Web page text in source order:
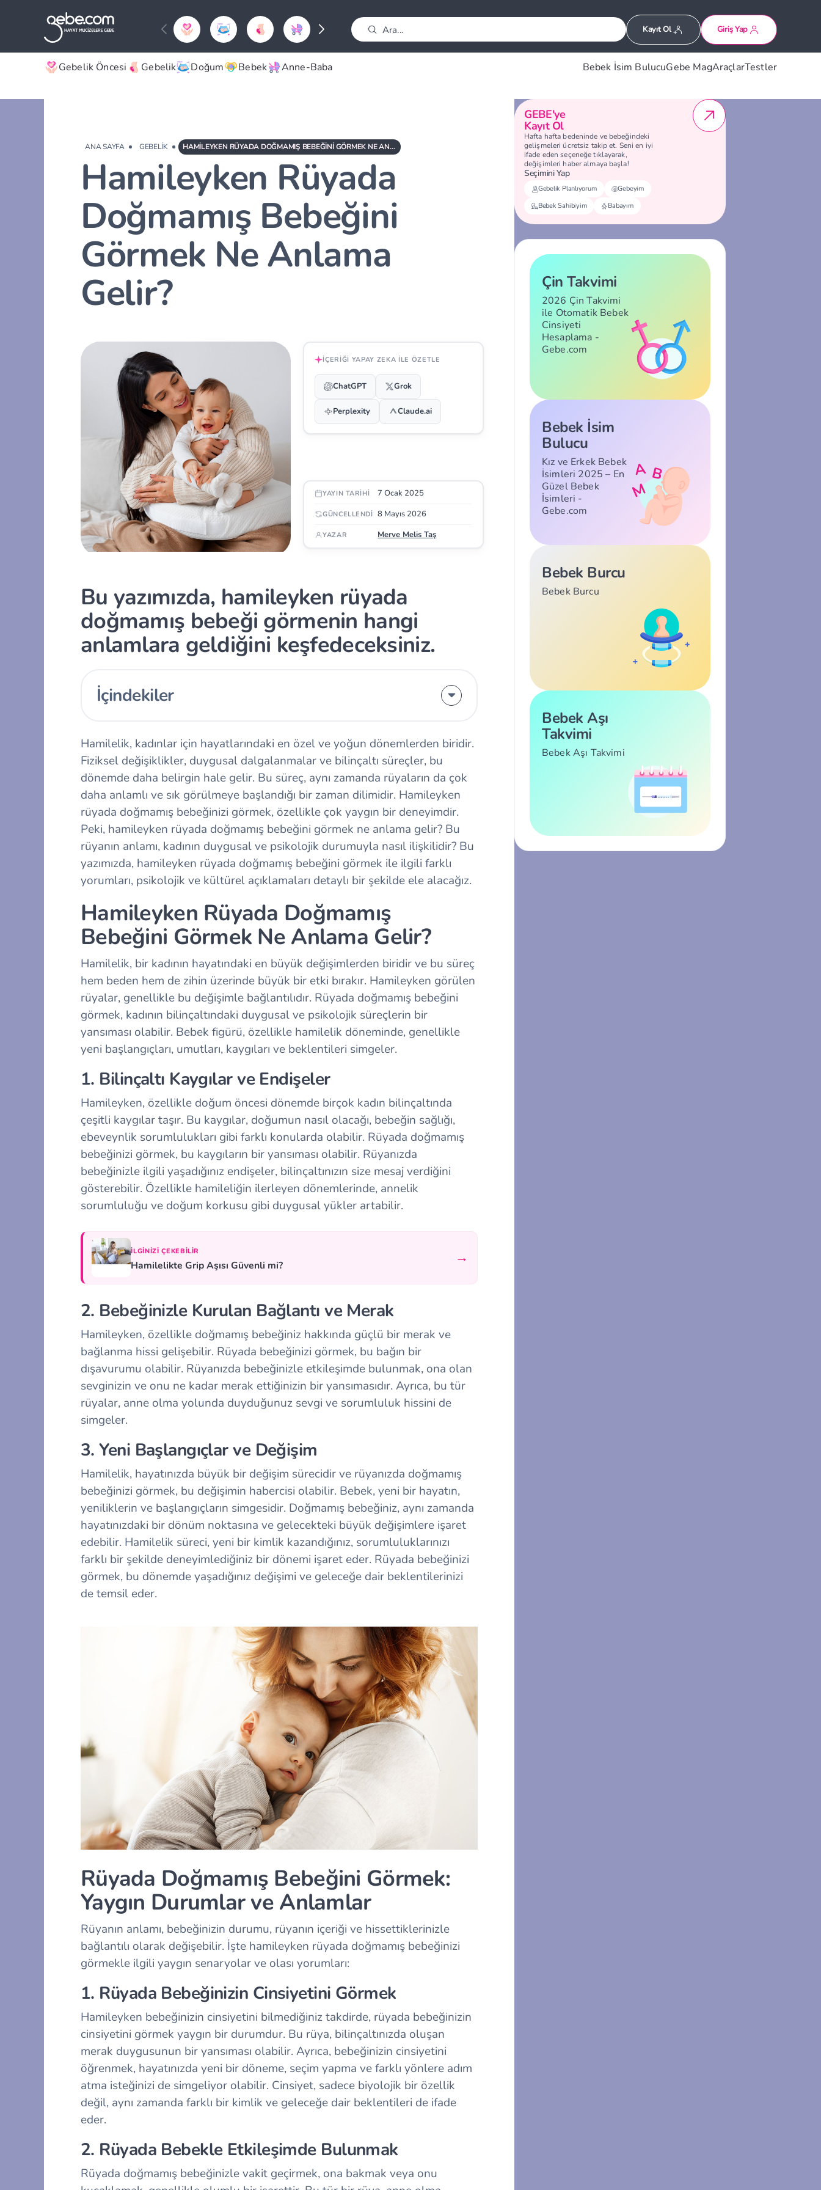
Kayıt Ol Giriş Yap
Gebelik Öncesi Gebelik Doğum Bebek Anne-Baba Bebek İsim BulucuGebe MagAraçlarTestler
ANA SAYFA GEBELIK HAMILEYKEN RÜYADA DOĞMAMIŞ BEBEĞINI GÖRMEK NE ANLAMA GELIR?
Hamileyken Rüyada
Doğmamış Bebeğini
Görmek Ne Anlama
Gelir?
İÇERIĞI YAPAY ZEKA ILE ÖZETLE
ChatGPT Grok
Perplexity Claude.ai
YAYIN TARIHI 7 Ocak 2025
GÜNCELLENDI 8 Mayıs 2026
YAZAR Merve Melis Taş
Bu yazımızda, hamileyken rüyada
doğmamış bebeği görmenin hangi
anlamlara geldiğini keşfedeceksiniz.
İçindekiler
Hamilelik, kadınlar için hayatlarındaki en özel ve yoğun dönemlerden biridir.
Fiziksel değişiklikler, duygusal dalgalanmalar ve bilinçaltı süreçler, bu
dönemde daha belirgin hale gelir. Bu süreç, aynı zamanda rüyaların da çok
daha anlamlı ve sık görülmeye başlandığı bir zaman dilimidir. Hamileyken
rüyada doğmamış bebeğinizi görmek, özellikle çok yaygın bir deneyimdir.
Peki, hamileyken rüyada doğmamış bebeğini görmek ne anlama gelir? Bu
rüyanın anlamı, kadının duygusal ve psikolojik durumuyla nasıl ilişkilidir? Bu
yazımızda, hamileyken rüyada doğmamış bebeğini görmek ile ilgili farklı
yorumları, psikolojik ve kültürel açıklamaları detaylı bir şekilde ele alacağız.
Hamileyken Rüyada Doğmamış
Bebeğini Görmek Ne Anlama Gelir?
Hamilelik, bir kadının hayatındaki en büyük değişimlerden biridir ve bu süreç
hem beden hem de zihin üzerinde büyük bir etki bırakır. Hamileyken görülen
rüyalar, genellikle bu değişimle bağlantılıdır. Rüyada doğmamış bebeğini
görmek, kadının bilinçaltındaki duygusal ve psikolojik süreçlerin bir
yansıması olabilir. Bebek figürü, özellikle hamilelik döneminde, genellikle
yeni başlangıçları, umutları, kaygıları ve beklentileri simgeler.
1. Bilinçaltı Kaygılar ve Endişeler
Hamileyken, özellikle doğum öncesi dönemde birçok kadın bilinçaltında
çeşitli kaygılar taşır. Bu kaygılar, doğumun nasıl olacağı, bebeğin sağlığı,
ebeveynlik sorumlulukları gibi farklı konularda olabilir. Rüyada doğmamış
bebeğinizi görmek, bu kaygıların bir yansıması olabilir. Rüyanızda
bebeğinizle ilgili yaşadığınız endişeler, bilinçaltınızın size mesaj verdiğini
gösterebilir. Özellikle hamileliğin ilerleyen dönemlerinde, annelik
sorumluluğu ve doğum korkusu gibi duygusal yükler artabilir.
İLGINIZI ÇEKEBILIR
Hamilelikte Grip Aşısı Güvenli mi? →
2. Bebeğinizle Kurulan Bağlantı ve Merak
Hamileyken, özellikle doğmamış bebeğiniz hakkında güçlü bir merak ve
bağlanma hissi gelişebilir. Rüyada bebeğinizi görmek, bu bağın bir
dışavurumu olabilir. Rüyanızda bebeğinizle etkileşimde bulunmak, ona olan
sevginizin ve onu ne kadar merak ettiğinizin bir yansımasıdır. Ayrıca, bu tür
rüyalar, anne olma yolunda duyduğunuz sevgi ve sorumluluk hissini de
simgeler.
3. Yeni Başlangıçlar ve Değişim
Hamilelik, hayatınızda büyük bir değişim sürecidir ve rüyanızda doğmamış
bebeğinizi görmek, bu değişimin habercisi olabilir. Bebek, yeni bir hayatın,
yeniliklerin ve başlangıçların simgesidir. Doğmamış bebeğiniz, aynı zamanda
hayatınızdaki bir dönüm noktasına ve gelecekteki büyük değişimlere işaret
edebilir. Hamilelik süreci, yeni bir kimlik kazandığınız, sorumluluklarınızı
farklı bir şekilde deneyimlediğiniz bir dönemi işaret eder. Rüyada bebeğinizi
görmek, bu dönemde yaşadığınız değişimi ve geleceğe dair beklentilerinizi
de temsil eder.
Rüyada Doğmamış Bebeğini Görmek:
Yaygın Durumlar ve Anlamlar
Rüyanın anlamı, bebeğinizin durumu, rüyanın içeriği ve hissettiklerinizle
bağlantılı olarak değişebilir. İşte hamileyken rüyada doğmamış bebeğinizi
görmekle ilgili yaygın senaryolar ve olası yorumları:
1. Rüyada Bebeğinizin Cinsiyetini Görmek
Hamileyken bebeğinizin cinsiyetini bilmediğiniz takdirde, rüyada bebeğinizin
cinsiyetini görmek yaygın bir durumdur. Bu rüya, bilinçaltınızda oluşan
merak duygusunun bir yansıması olabilir. Ayrıca, bebeğinizin cinsiyetini
öğrenmek, hayatınızda yeni bir döneme, seçim yapma ve farklı yönlere adım
atma isteğinizi de simgeliyor olabilir. Cinsiyet, sadece biyolojik bir özellik
değil, aynı zamanda farklı bir kimlik ve geleceğe dair beklentileri de ifade
eder.
2. Rüyada Bebekle Etkileşimde Bulunmak
Rüyada doğmamış bebeğinizle vakit geçirmek, ona bakmak veya onu
GEBE'ye
Kayıt Ol
Hafta hafta bedeninde ve bebeğindeki
gelişmeleri ücretsiz takip et. Seni en iyi
ifade eden seçeneğe tıklayarak,
değişimleri haber almaya başla!
Seçimini Yap
Gebelik Planlıyorum
Gebeyim
Bebek Sahibiyim
Babayım
Çin Takvimi
2026 Çin Takvimi
ile Otomatik Bebek
Cinsiyeti
Hesaplama -
Gebe.com
Bebek İsim
Bulucu
Kız ve Erkek Bebek
İsimleri 2025 – En
Güzel Bebek
İsimleri -
Gebe.com
Bebek Burcu
Bebek Burcu
Bebek Aşı
Takvimi
Bebek Aşı Takvimi